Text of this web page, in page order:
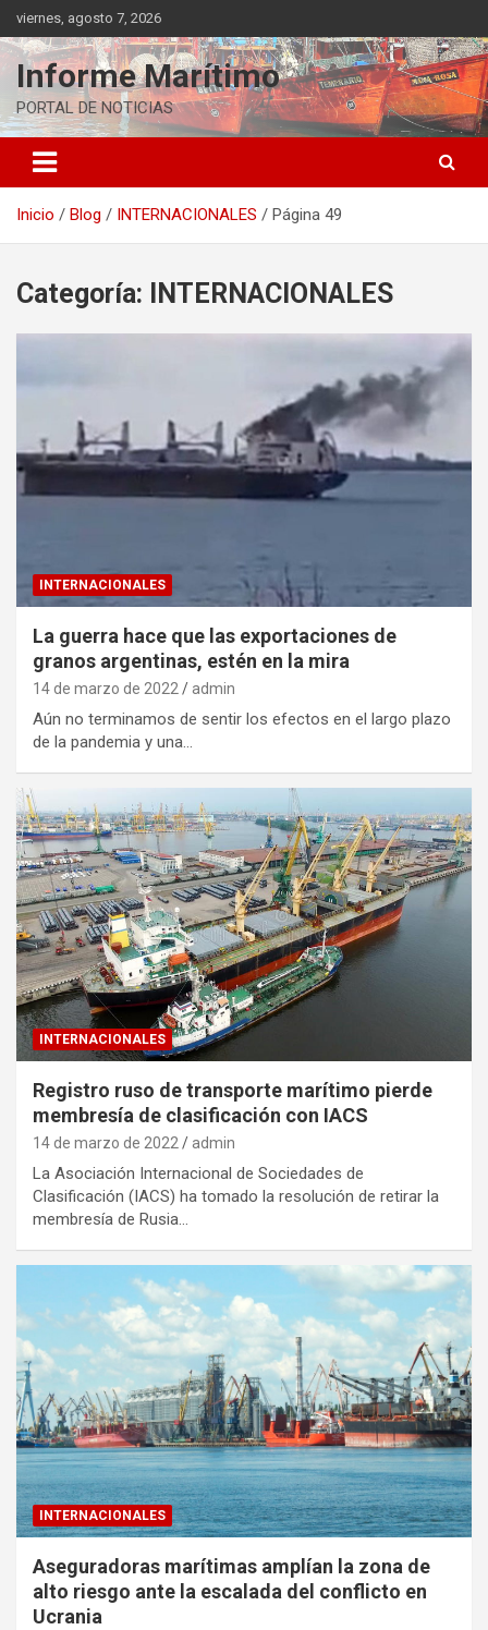
Saltar
al
contenido
viernes, agosto 7, 2026
Informe Marítimo
PORTAL DE NOTICIAS
Inicio Blog INTERNACIONALES Página 49
Categoría: INTERNACIONALES
INTERNACIONALES
La guerra hace que las exportaciones de
granos argentinas, estén en la mira
14 de marzo de 2022 admin
Aún no terminamos de sentir los efectos en el largo plazo
de la pandemia y una…
INTERNACIONALES
Registro ruso de transporte marítimo pierde
membresía de clasificación con IACS
14 de marzo de 2022 admin
La Asociación Internacional de Sociedades de
Clasificación (IACS) ha tomado la resolución de retirar la
membresía de Rusia…
INTERNACIONALES
Aseguradoras marítimas amplían la zona de
alto riesgo ante la escalada del conflicto en
Ucrania